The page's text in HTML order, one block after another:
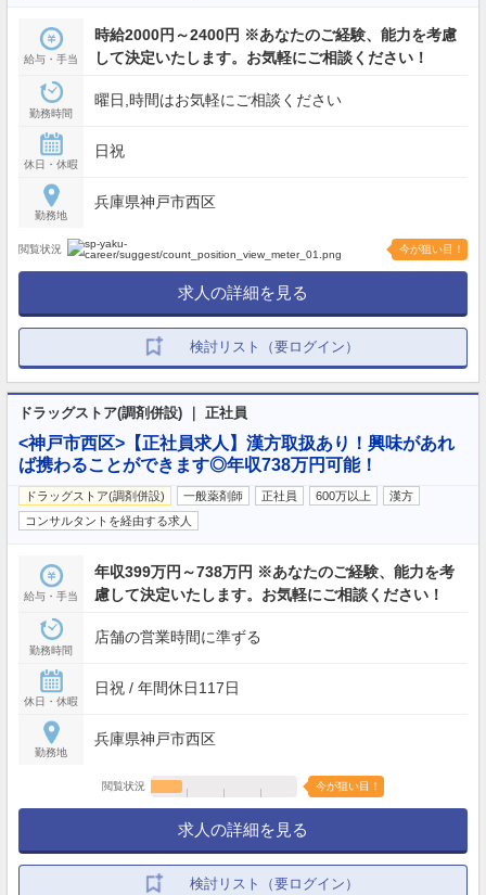
給与・手当
時給2000円～2400円 ※あなたのご経験、能力を考慮
して決定いたします。お気軽にご相談ください！
勤務時間
曜日,時間はお気軽にご相談ください
休日・休暇
日祝
勤務地
兵庫県神戸市西区
閲覧状況 今が狙い目！
求人の詳細を見る
検討リスト（要ログイン）
ドラッグストア(調剤併設) ｜ 正社員
<神戸市西区>【正社員求人】漢方取扱あり！興味があれ
ば携わることができます◎年収738万円可能！
ドラッグストア(調剤併設) 一般薬剤師 正社員 600万以上
漢方
コンサルタントを経由する求人
給与・手当
年収399万円～738万円 ※あなたのご経験、能力を考
慮して決定いたします。お気軽にご相談ください！
勤務時間
店舗の営業時間に準ずる
休日・休暇
日祝 / 年間休日117日
勤務地
兵庫県神戸市西区
閲覧状況 今が狙い目！
求人の詳細を見る
検討リスト（要ログイン）